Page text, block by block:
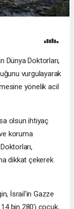
Dünya Doktorları,
vurgulayarak
yönelik acil
olsun ihtiyaç
koruma
dikkat çekerek
İsrail'in Gazze
bin 280'i çocuk,